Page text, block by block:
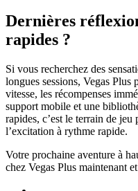
Dernières
rapides ?
Si vous recherchez des
longues sessions, Vegas Plus
vitesse, les récompenses
support mobile et une
rapides, c’est le terrain de
l’excitation à rythme rapide.
Votre prochaine aventure à
chez Vegas Plus maintenant